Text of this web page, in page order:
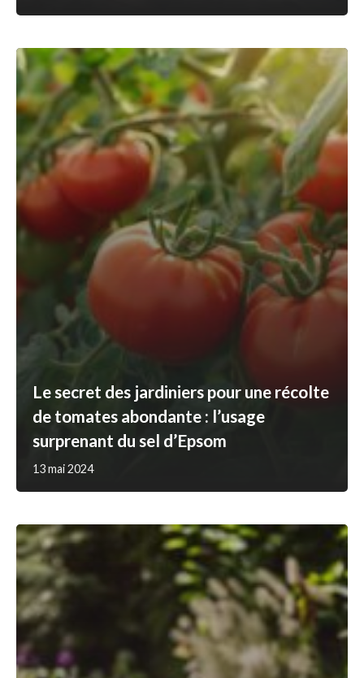
Le secret des jardiniers pour une récolte
de tomates abondante : l’usage
surprenant du sel d’Epsom
13 mai 2024